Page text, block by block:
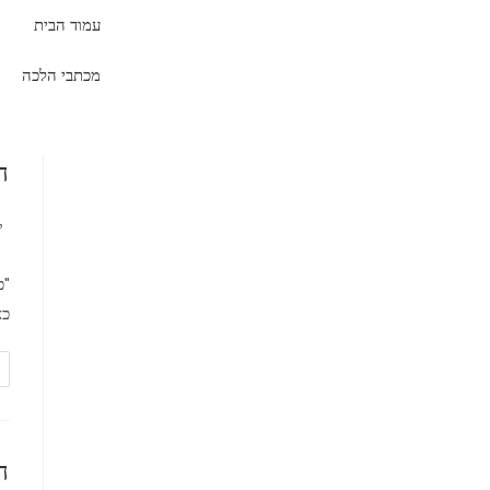
עמוד הבית
מכתבי הלכה